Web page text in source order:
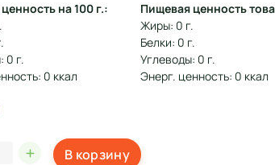
на 100 г.:
0 г.
0 ккал
Пищевая ценность
Жиры: 0 г.
Белки: 0 г.
Углеводы: 0 г.
Энерг. ценность: 0 ккал
В корзину